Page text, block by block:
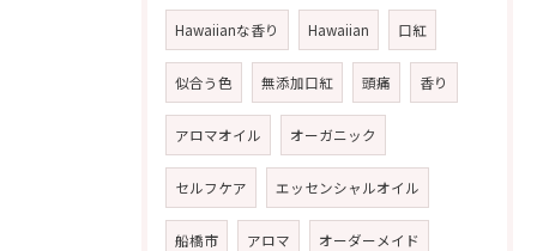
Hawaiianな香り Hawaiian 口紅
似合う色 無添加口紅 頭痛 香り
アロマオイル オーガニック
セルフケア エッセンシャルオイル
船橋市 アロマ オーダーメイド